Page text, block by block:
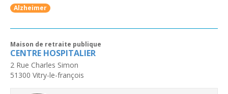
Alzheimer
Maison de retraite publique
CENTRE HOSPITALIER
2 Rue Charles Simon
51300 Vitry-le-françois